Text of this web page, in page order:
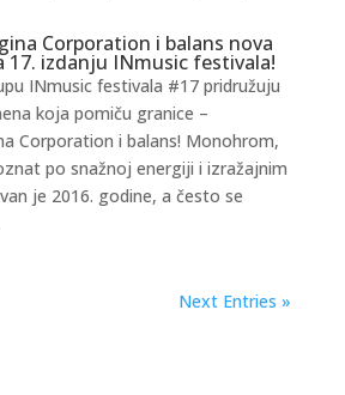
Corporation i balans nova
17. izdanju INmusic festivala!
INmusic festivala #17 pridružuju
koja pomiču granice –
Corporation i balans! Monohrom,
po snažnoj energiji i izražajnim
je 2016. godine, a često se
Next Entries »